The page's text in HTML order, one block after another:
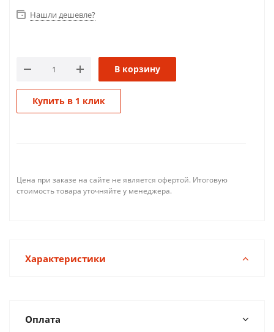
Нашли дешевле?
В корзину
Купить в 1 клик
Цена при заказе на сайте не является офертой. Итоговую
стоимость товара уточняйте у менеджера.
Характеристики
Оплата